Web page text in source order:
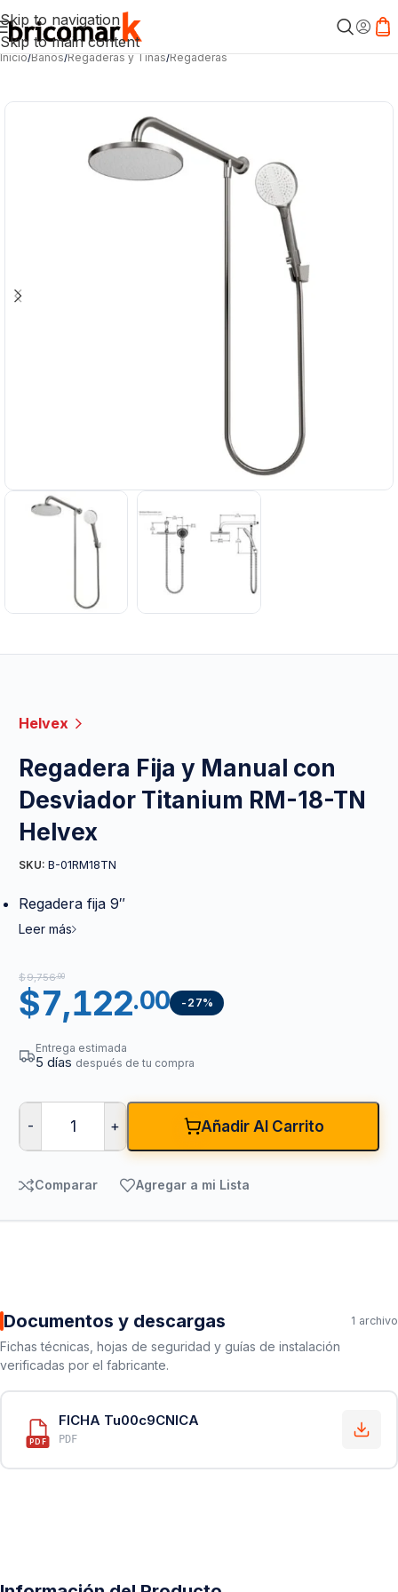
Skip to navigation
Skip to main content
Inicio/Baños/Regaderas y Tinas/Regaderas
Helvex
Regadera Fija y Manual con
Desviador Titanium RM-18-TN
Helvex
SKU: B-01RM18TN
Regadera fija 9″
Leer más
$9,756.00
$7,122.00 -27%
Entrega estimada
5 días después de tu compra
- + Añadir Al Carrito
Comparar Agregar a mi Lista
Documentos y descargas 1 archivo
Fichas técnicas, hojas de seguridad y guías de instalación
verificadas por el fabricante.
PDF
FICHA Tu00c9CNICA
PDF